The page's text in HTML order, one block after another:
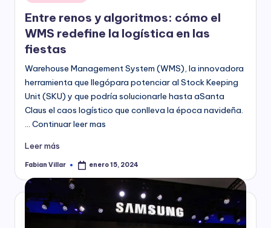
en
Entre renos y algoritmos: cómo el
WMS redefine la logística en las
fiestas
Warehouse Management System (WMS), la innovadora
herramienta que llegópara potenciar al Stock Keeping
Unit (SKU) y que podría solucionarle hasta aSanta
Claus el caos logístico que conlleva la época navideña.
… Continuar leer mas
Leer más
Publicado
Fabian Villar enero 15, 2024